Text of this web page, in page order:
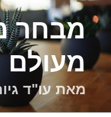
דילוג
לתוכןמבחר
מעולם
מאת עו"ד